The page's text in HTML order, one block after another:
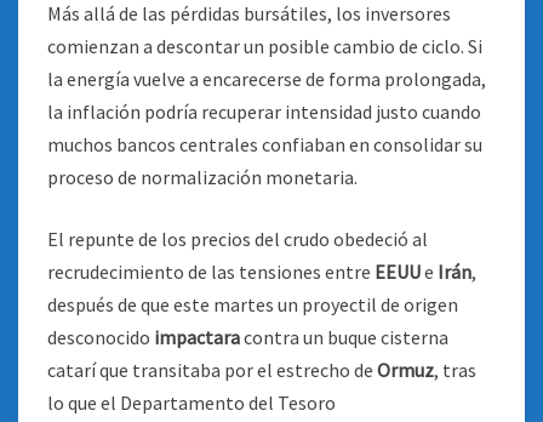
Más allá de las pérdidas bursátiles, los inversores
comienzan a descontar un posible cambio de ciclo. Si
la energía vuelve a encarecerse de forma prolongada,
la inflación podría recuperar intensidad justo cuando
muchos bancos centrales confiaban en consolidar su
proceso de normalización monetaria.
El repunte de los precios del crudo obedeció al
recrudecimiento de las tensiones entre EEUUe Irán,
después de que este martes un proyectil de origen
desconocido impactaracontra un buque cisterna
catarí que transitaba por el estrecho de Ormuz, tras
lo que el Departamento del Tesoro